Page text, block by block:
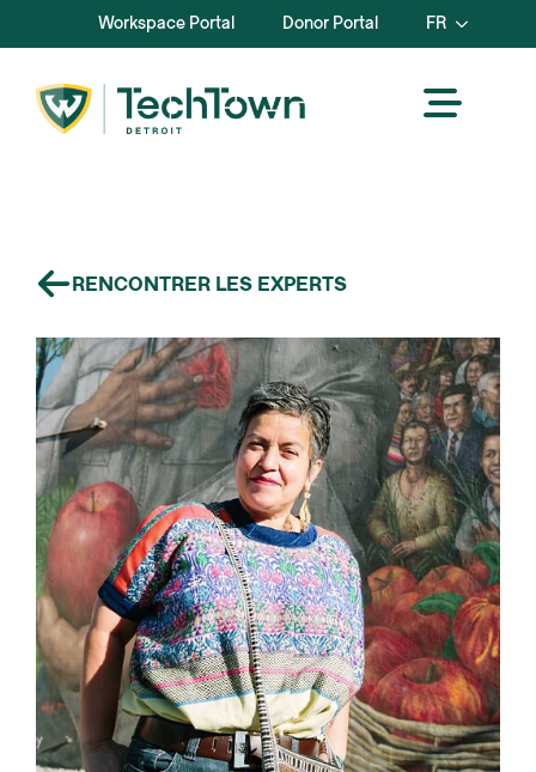
Workspace Portal Donor Portal FR
RENCONTRER LES EXPERTS